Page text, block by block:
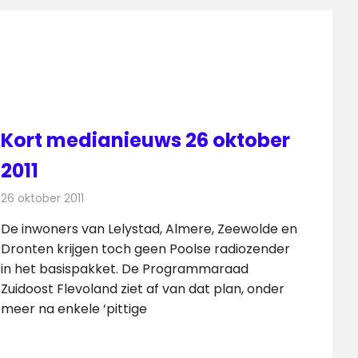
Kort medianieuws 26 oktober
2011
26 oktober 2011
De inwoners van Lelystad, Almere, Zeewolde en
Dronten krijgen toch geen Poolse radiozender
in het basispakket. De Programmaraad
Zuidoost Flevoland ziet af van dat plan, onder
meer na enkele ‘pittige